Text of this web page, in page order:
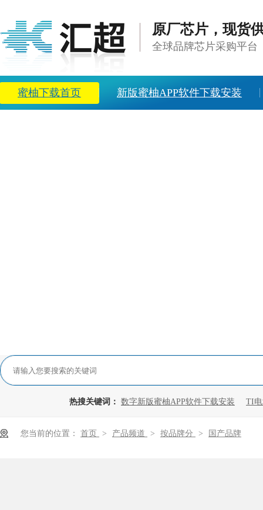
原厂芯片，现货
全球品牌芯片采购平台
蜜柚下载首页 新版蜜柚APP软件下载安装
热搜关键词： 数字新版蜜柚APP软件下载安装 TI
您当前的位置： 首页 > 产品频道 > 按品牌分 > 国产品牌